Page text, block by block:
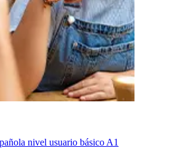
nivel usuario básico A1